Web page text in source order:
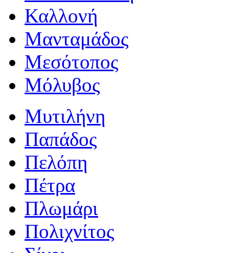
Καλλονή
Μανταμάδος
Μεσότοπος
Μόλυβος
Μυτιλήνη
Παπάδος
Πελόπη
Πέτρα
Πλωμάρι
Πολιχνίτος